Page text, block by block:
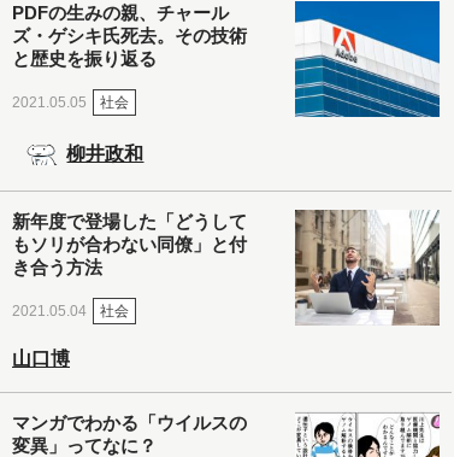
PDFの生みの親、チャール
ズ・ゲシキ氏死去。その技術
と歴史を振り返る
2021.05.05 社会
柳井政和
新年度で登場した「どうして
もソリが合わない同僚」と付
き合う方法
2021.05.04 社会
山口博
マンガでわかる「ウイルスの
変異」ってなに？